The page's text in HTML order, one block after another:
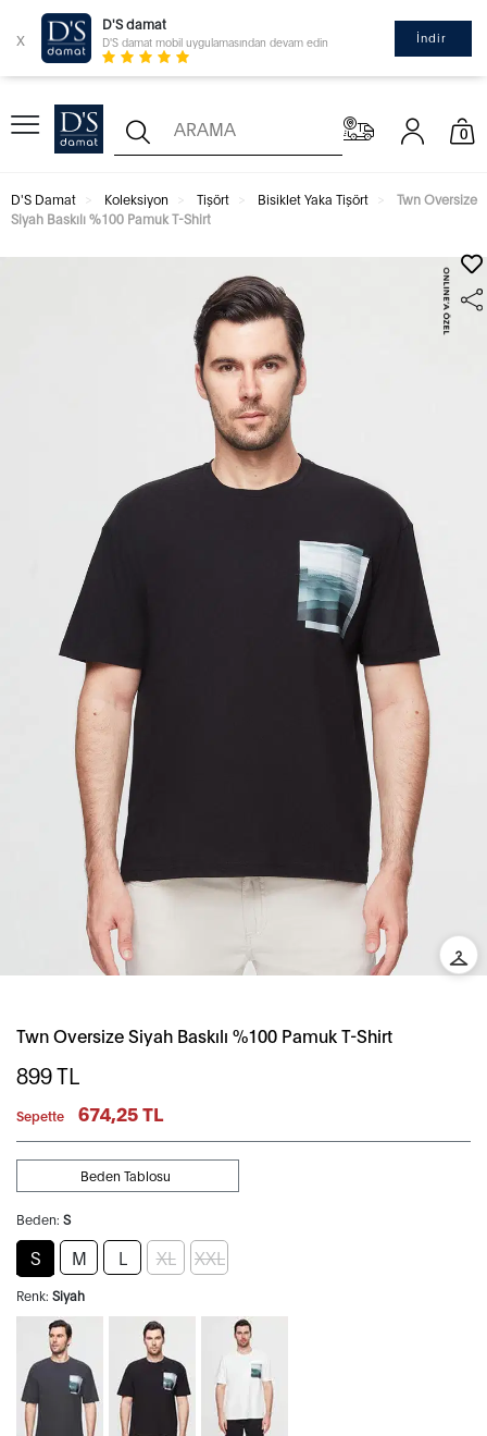
x
D'S damat
D'S damat mobil uygulamasından devam edin İndir
0
D'S Damat Koleksiyon Tişört Bisiklet Yaka Tişört
Twn Oversize
Siyah Baskılı %100 Pamuk T-Shirt
Twn Oversize Siyah Baskılı %100 Pamuk T-Shirt
899TL
Sepette 674,25 TL
Beden: S
Beden Tablosu
S M L XL XXL
Renk: Siyah